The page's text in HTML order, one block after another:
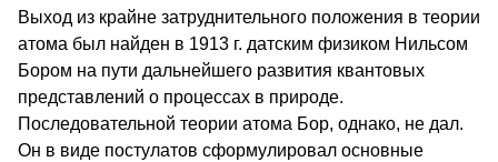
Выход из крайне затруднительного положения в теории
атома был найден в 1913 г. датским физиком Нильсом
Бором на пути дальнейшего развития квантовых
представлений о процессах в природе.
Последовательной теории атома Бор, однако, не дал.
Он в виде постулатов сформулировал основные